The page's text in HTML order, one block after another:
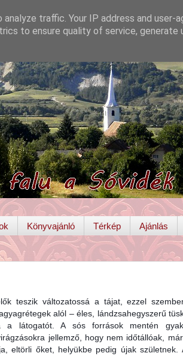
Könyvajánló Térkép Ajánlás
teszik változatossá a tájat, ezzel
alól – éles, lándzsahegyszerű
a látogatót. A sós források mentén
jellemző, hogy nem időtállóak,
eltörli őket, helyükbe pedig újak születnek.
traffic. Your IP address and user-
to ensure quality of service, generate